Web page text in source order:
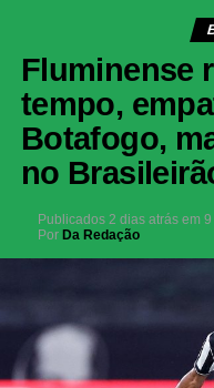
Fluminense
tempo,
Botafogo,
no
Publicados 2 dias atrás em 9
Por Da Redação